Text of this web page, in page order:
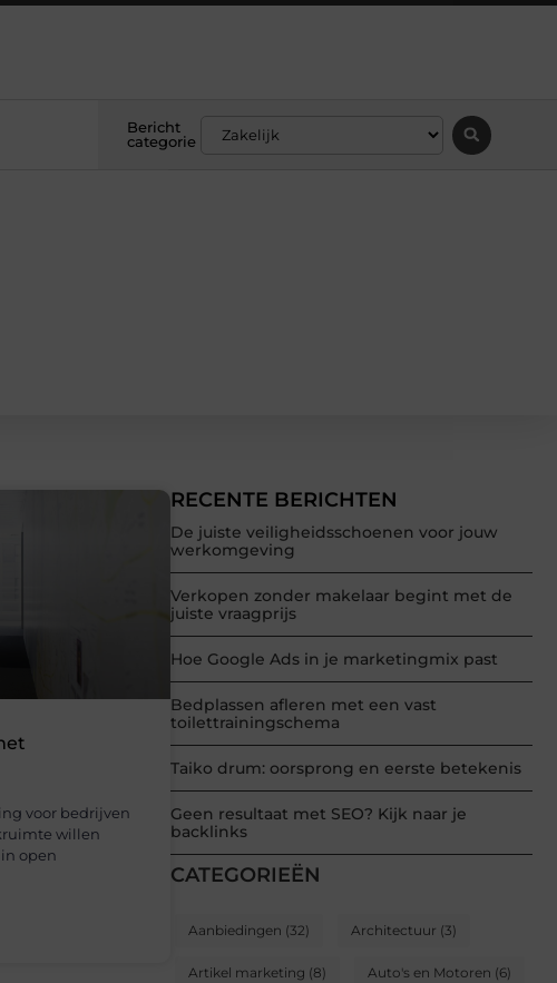
Bericht
categorie
RECENTE BERICHTEN
De juiste veiligheidsschoenen voor jouw
werkomgeving
Verkopen zonder makelaar begint met de
juiste vraagprijs
Hoe Google Ads in je marketingmix past
Bedplassen afleren met een vast
toilettrainingschema
Taiko drum: oorsprong en eerste betekenis
Geen resultaat met SEO? Kijk naar je
backlinks
CATEGORIEËN
Aanbiedingen (32) Architectuur (3)
Artikel marketing (8) Auto's en Motoren (6)
voor bedrijven
willen
open